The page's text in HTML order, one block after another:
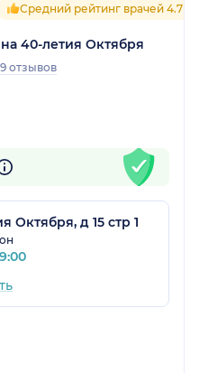
Средний рейтинг врачей 4.7
40-летия Октября
отзывов
Октября, д 15 стр 1